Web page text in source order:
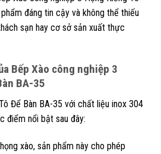
đáng tin cậy và không thể thiếu
sạn hay cơ sở sản xuất thực
Bếp Xào công nghiệp 3
BA-35
Để Bàn BA-35 với chất liệu inox 304
điểm nổi bật sau đây:
xào, sản phẩm này cho phép